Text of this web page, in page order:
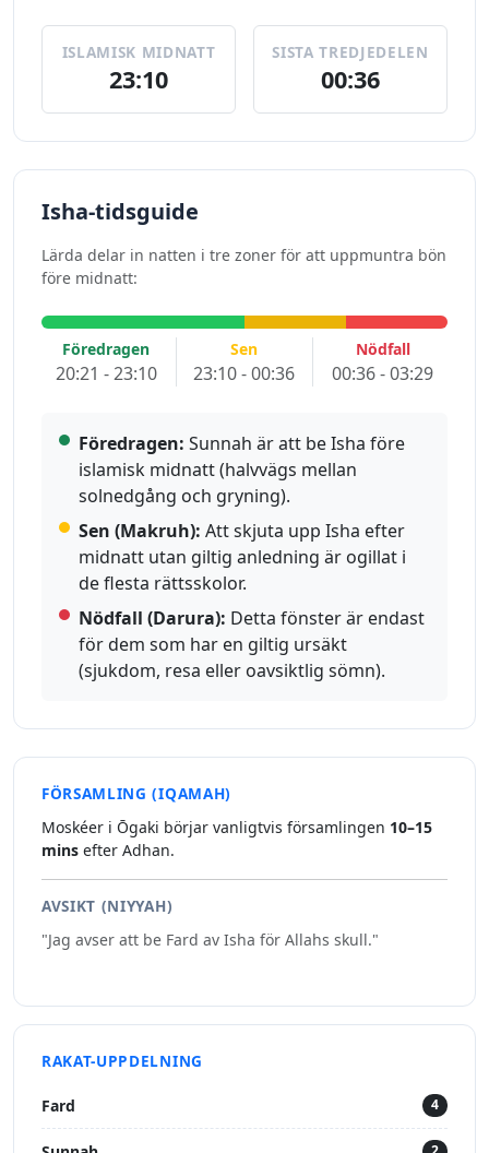
ISLAMISK MIDNATT
23:10
SISTA TREDJEDELEN
00:36
Isha-tidsguide
Lärda delar in natten i tre zoner för att uppmuntra bön
före midnatt:
Föredragen
20:21 - 23:10
Sen
23:10 - 00:36
Nödfall
00:36 - 03:29
Föredragen: Sunnah är att be Isha före
islamisk midnatt (halvvägs mellan
solnedgång och gryning).
Sen (Makruh): Att skjuta upp Isha efter
midnatt utan giltig anledning är ogillat i
de flesta rättsskolor.
Nödfall (Darura): Detta fönster är endast
för dem som har en giltig ursäkt
(sjukdom, resa eller oavsiktlig sömn).
FÖRSAMLING (IQAMAH)
Moskéer i Ōgaki börjar vanligtvis församlingen 10–15
mins efter Adhan.
AVSIKT (NIYYAH)
"Jag avser att be Fard av Isha för Allahs skull."
RAKAT-UPPDELNING
Fard 4